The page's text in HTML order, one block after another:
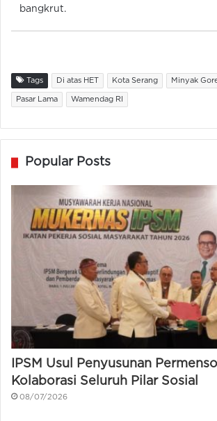
bangkrut.
Tags Di atas HET Kota Serang Minyak
Pasar Lama Wamendag RI
Popular Posts
IPSM Usul Penyusunan
Kolaborasi Seluruh Pilar Sosial
08/07/2026